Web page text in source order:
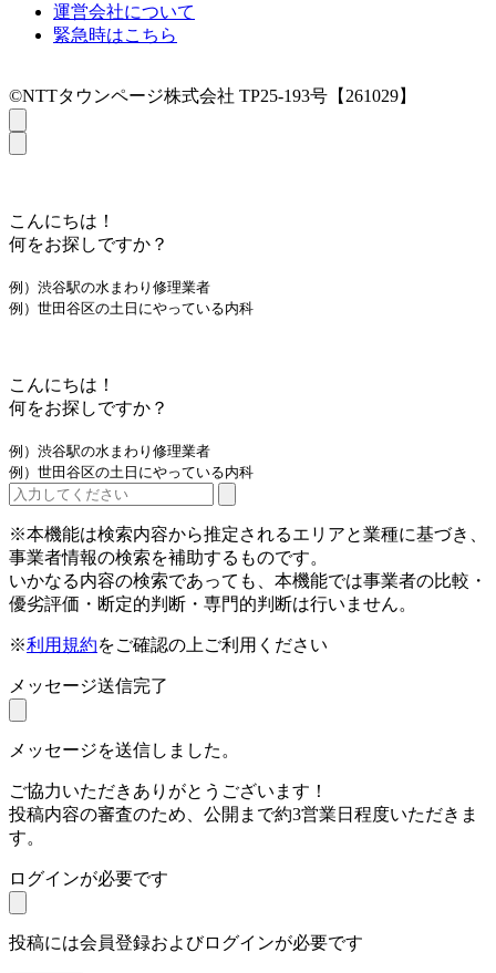
運営会社について
緊急時はこちら
©NTTタウンページ株式会社 TP25-193号【261029】
こんにちは！
何をお探しですか？
例）渋谷駅の水まわり修理業者
例）世田谷区の土日にやっている内科
こんにちは！
何をお探しですか？
例）渋谷駅の水まわり修理業者
例）世田谷区の土日にやっている内科
※本機能は検索内容から推定されるエリアと業種に基づき、
事業者情報の検索を補助するものです。
いかなる内容の検索であっても、本機能では事業者の比較・
優劣評価・断定的判断・専門的判断は行いません。
※利用規約をご確認の上ご利用ください
メッセージ送信完了
メッセージを送信しました。
ご協力いただきありがとうございます！
投稿内容の審査のため、公開まで約3営業日程度いただきま
す。
ログインが必要です
投稿には会員登録およびログインが必要です